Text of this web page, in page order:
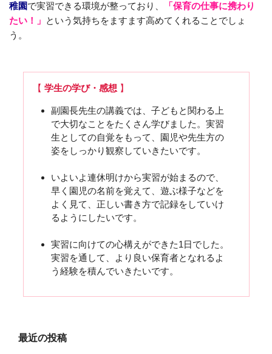
稚園で実習できる環境が整っており、
「保育の仕事に携わり
たい！」 という気持ちをますます高めてくれることでしょ
う。
【 学生の学び・感想 】
副園長先生の講義では、子どもと関わる上
で大切なことをたくさん学びました。実習
生としての自覚をもって、園児や先生方の
姿をしっかり観察していきたいです。
いよいよ連休明けから実習が始まるので、
早く園児の名前を覚えて、遊ぶ様子などを
よく見て、正しい書き方で記録をしていけ
るようにしたいです。
実習に向けての心構えができた1日でした。
実習を通して、より良い保育者となれるよ
う経験を積んでいきたいです。
最近の投稿